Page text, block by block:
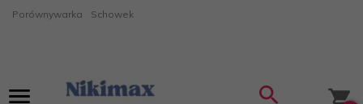
Porównywarka Schowek